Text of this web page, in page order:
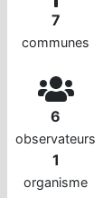
7
communes
6
observateurs
1
organisme